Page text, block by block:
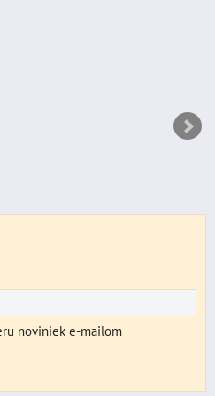
noviniek e-mailom